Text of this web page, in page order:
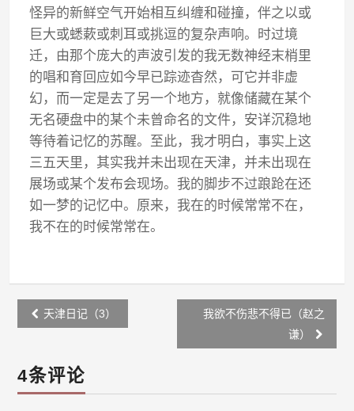
怪异的新鲜空气开始相互纠缠和碰撞，伴之以或
巨大或蟋蔌或刺耳或挑逗的复杂声响。时过境
迁，由那个庞大的声波引发的我无数神经末梢里
的唱和育回应如今早已踪迹杳然，可它并非虚
幻，而一定是去了另一个地方，就像储藏在某个
无名硬盘中的某个未曾命名的文件，安详沉稳地
等待着记忆的苏醒。至此，我才明白，事实上这
三五天里，其实我并未出现在天津，并未出现在
展场或某个发布会现场。我的脚步不过踉跄在还
如一梦的记忆中。原来，我在的时候常常不在，
我不在的时候常常在。
Post
navigation
天津日记（3）
我欲不伤悲不得已（赵之
谦）
4条评论